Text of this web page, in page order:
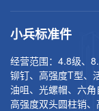
小兵标准件
经营范围：4.8级、
铆钉、高强度T型、
油咀、光螺帽、六角
高强度双头圆柱销、